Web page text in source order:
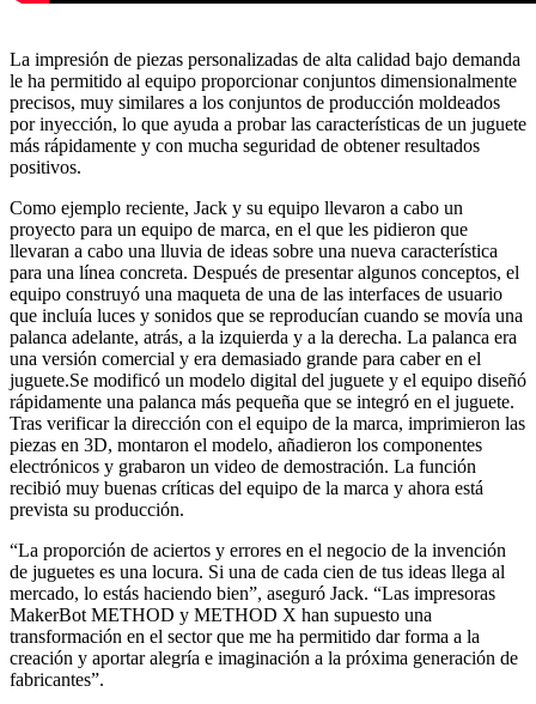
La impresión de piezas personalizadas de alta calidad bajo demanda
le ha permitido al equipo proporcionar conjuntos dimensionalmente
precisos, muy similares a los conjuntos de producción moldeados
por inyección, lo que ayuda a probar las características de un juguete
más rápidamente y con mucha seguridad de obtener resultados
positivos.
Como ejemplo reciente, Jack y su equipo llevaron a cabo un
proyecto para un equipo de marca, en el que les pidieron que
llevaran a cabo una lluvia de ideas sobre una nueva característica
para una línea concreta. Después de presentar algunos conceptos, el
equipo construyó una maqueta de una de las interfaces de usuario
que incluía luces y sonidos que se reproducían cuando se movía una
palanca adelante, atrás, a la izquierda y a la derecha. La palanca era
una versión comercial y era demasiado grande para caber en el
juguete.Se modificó un modelo digital del juguete y el equipo diseñó
rápidamente una palanca más pequeña que se integró en el juguete.
Tras verificar la dirección con el equipo de la marca, imprimieron las
piezas en 3D, montaron el modelo, añadieron los componentes
electrónicos y grabaron un video de demostración. La función
recibió muy buenas críticas del equipo de la marca y ahora está
prevista su producción.
“La proporción de aciertos y errores en el negocio de la invención
de juguetes es una locura. Si una de cada cien de tus ideas llega al
mercado, lo estás haciendo bien”, aseguró Jack. “Las impresoras
MakerBot METHOD y METHOD X han supuesto una
transformación en el sector que me ha permitido dar forma a la
creación y aportar alegría e imaginación a la próxima generación de
fabricantes”.